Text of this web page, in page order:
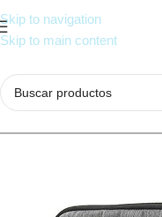
Skip to navigation
Skip to main content